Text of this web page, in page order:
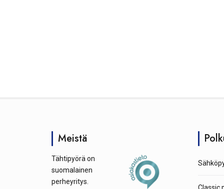
Meistä
Tähtipyörä on
suomalainen
perheyritys.